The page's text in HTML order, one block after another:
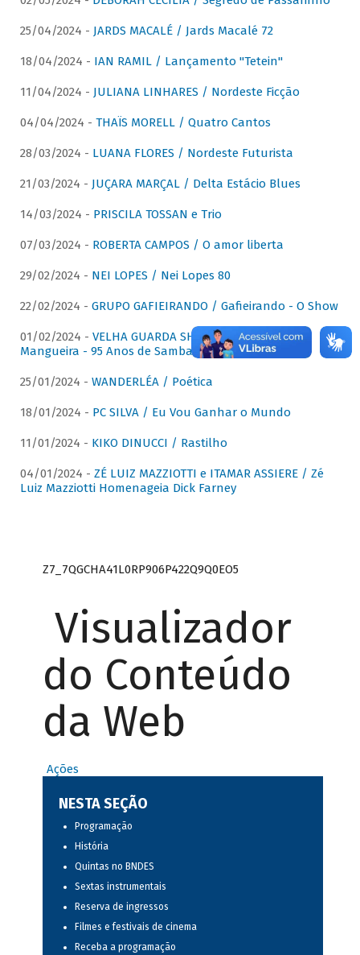
25/04/2024 - JARDS MACALÉ / Jards Macalé 72
18/04/2024 - IAN RAMIL / Lançamento "Tetein"
11/04/2024 - JULIANA LINHARES / Nordeste Ficção
04/04/2024 - THAÏS MORELL / Quatro Cantos
28/03/2024 - LUANA FLORES / Nordeste Futurista
21/03/2024 - JUÇARA MARÇAL / Delta Estácio Blues
14/03/2024 - PRISCILA TOSSAN e Trio
07/03/2024 - ROBERTA CAMPOS / O amor liberta
29/02/2024 - NEI LOPES / Nei Lopes 80
22/02/2024 - GRUPO GAFIEIRANDO / Gafieirando - O Show
01/02/2024 - VELHA GUARDA SHOW DA MANGUEIRA /
Mangueira - 95 Anos de Samba
25/01/2024 - WANDERLÉA / Poética
18/01/2024 - PC SILVA / Eu Vou Ganhar o Mundo
11/01/2024 - KIKO DINUCCI / Rastilho
04/01/2024 - ZÉ LUIZ MAZZIOTTI e ITAMAR ASSIERE / Zé
Luiz Mazziotti Homenageia Dick Farney
Z7_7QGCHA41L0RP906P422Q9Q0EO5
Visualizador
do Conteúdo
da Web
Ações
NESTA SEÇÃO
Programação
História
Quintas no BNDES
Sextas instrumentais
Reserva de ingressos
Filmes e festivais de cinema
Receba a programação